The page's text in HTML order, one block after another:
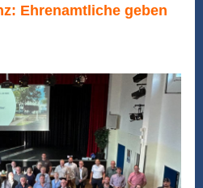
Ehrenamtliche geben